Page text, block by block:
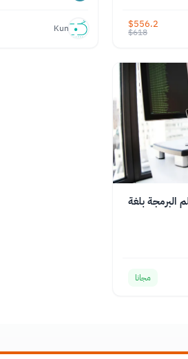
$556.2
$618
Kun
البرمجة بلغة
مجانا